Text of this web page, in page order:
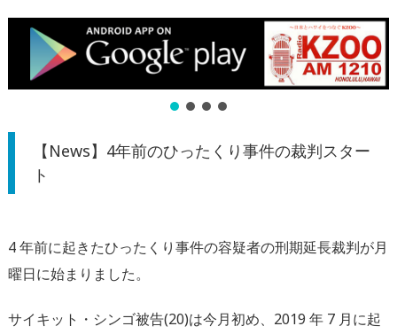
【News】4年前のひったくり事件の裁判スター
ト
4 年前に起きたひったくり事件の容疑者の刑期延⻑裁判が月
曜日に始まりました。
サイキット・シンゴ被告(20)は今月初め、2019 年 7 月に起